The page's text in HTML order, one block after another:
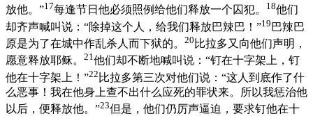
放他。”17每逢节日他必须照例给他们释放一个囚犯。 18他们
却齐声喊叫说：“除掉这个人，给我们释放巴辣巴！”19 巴辣巴
原是为了在城中作乱杀人而下狱的。 20 比拉多又向他们声明，
愿意释放耶稣。 21他们却不断地喊叫说：“钉在十字架上，钉
他在十字架上！”22 比拉多第三次对他们说：“这人到底作了什
么恶事！我在他身上查不出什么应死的罪状来。所以我惩治他
以后，便释放他。”23但是，他们仍厉声逼迫，要求钉他在十